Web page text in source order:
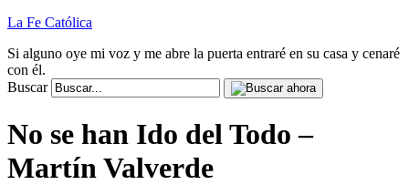
La Fe Católica
Si alguno oye mi voz y me abre la puerta entraré en su casa y cenaré
con él.
Buscar
No se han Ido del Todo –
Martín Valverde